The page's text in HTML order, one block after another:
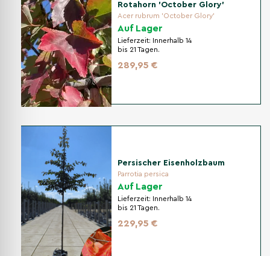
Rotahorn 'October Glory'
Acer rubrum 'October Glory'
Auf Lager
Lieferzeit:
Innerhalb 14
bis 21 Tagen.
289,95 €
Persischer Eisenholzbaum
Parrotia persica
Auf Lager
Lieferzeit:
Innerhalb 14
bis 21 Tagen.
229,95 €